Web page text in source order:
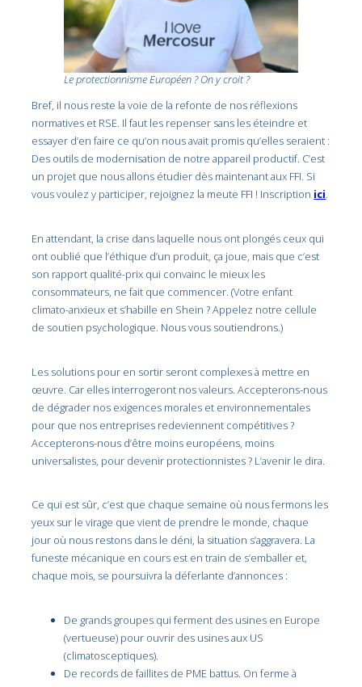
Le protectionnisme Européen ? On y croit ?
Bref, il nous reste la voie de la refonte de nos réflexions
normatives et RSE. Il faut les repenser sans les éteindre et
essayer d’en faire ce qu’on nous avait promis qu’elles seraient :
Des outils de modernisation de notre appareil productif. C’est
un projet que nous allons étudier dès maintenant aux FFI. Si
vous voulez y participer, rejoignez la meute FFI ! Inscription ici.
En attendant, la crise dans laquelle nous ont plongés ceux qui
ont oublié que l’éthique d’un produit, ça joue, mais que c’est
son rapport qualité-prix qui convainc le mieux les
consommateurs, ne fait que commencer. (Votre enfant
climato-anxieux et s’habille en Shein ? Appelez notre cellule
de soutien psychologique. Nous vous soutiendrons.)
Les solutions pour en sortir seront complexes à mettre en
œuvre. Car elles interrogeront nos valeurs. Accepterons-nous
de dégrader nos exigences morales et environnementales
pour que nos entreprises redeviennent compétitives ?
Accepterons-nous d’être moins européens, moins
universalistes, pour devenir protectionnistes ? L’avenir le dira.
Ce qui est sûr, c’est que chaque semaine où nous fermons les
yeux sur le virage que vient de prendre le monde, chaque
jour où nous restons dans le déni, la situation s’aggravera. La
funeste mécanique en cours est en train de s’emballer et,
chaque mois, se poursuivra la déferlante d’annonces :
De grands groupes qui ferment des usines en Europe
(vertueuse) pour ouvrir des usines aux US
(climatosceptiques).
De records de faillites de PME battus. On ferme à